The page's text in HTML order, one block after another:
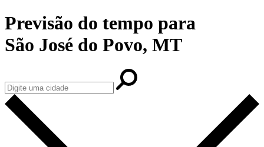
Previsão do tempo para
São José do Povo, MT